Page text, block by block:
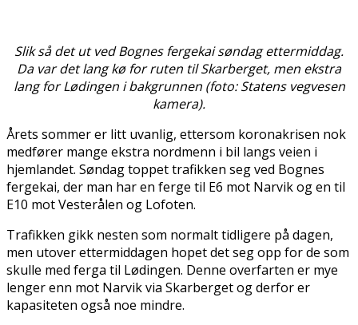
Slik så det ut ved Bognes fergekai søndag ettermiddag.
Da var det lang kø for ruten til Skarberget, men ekstra
lang for Lødingen i bakgrunnen (foto: Statens vegvesen
kamera).
Årets sommer er litt uvanlig, ettersom koronakrisen nok
medfører mange ekstra nordmenn i bil langs veien i
hjemlandet. Søndag toppet trafikken seg ved Bognes
fergekai, der man har en ferge til E6 mot Narvik og en til
E10 mot Vesterålen og Lofoten.
Trafikken gikk nesten som normalt tidligere på dagen,
men utover ettermiddagen hopet det seg opp for de som
skulle med ferga til Lødingen. Denne overfarten er mye
lenger enn mot Narvik via Skarberget og derfor er
kapasiteten også noe mindre.